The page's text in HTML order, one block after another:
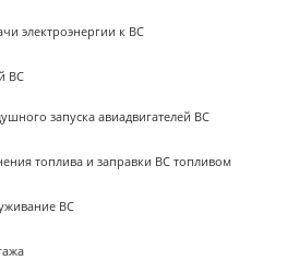
электроэнергии к ВС
ВС
запуска авиадвигателей ВС
топлива и заправки ВС топливом
ВС